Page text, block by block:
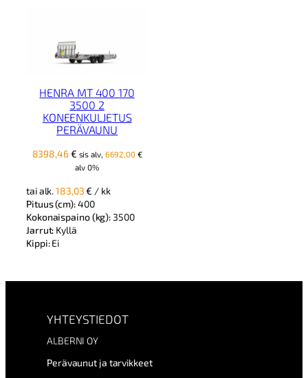
HENRA MT 400 170
3500 2
KONEENKULJETUS
PERÄVAUNU
8398,46€ sis alv, 6692,00 €
alv 0%
tai alk.183,03€ / kk
Pituus (cm):400
Kokonaispaino (kg): 3500
Jarrut: Kyllä
Kippi:Ei
YHTEYSTIEDOT
ALBERNI OY
Perävaunut ja tarvikkeet